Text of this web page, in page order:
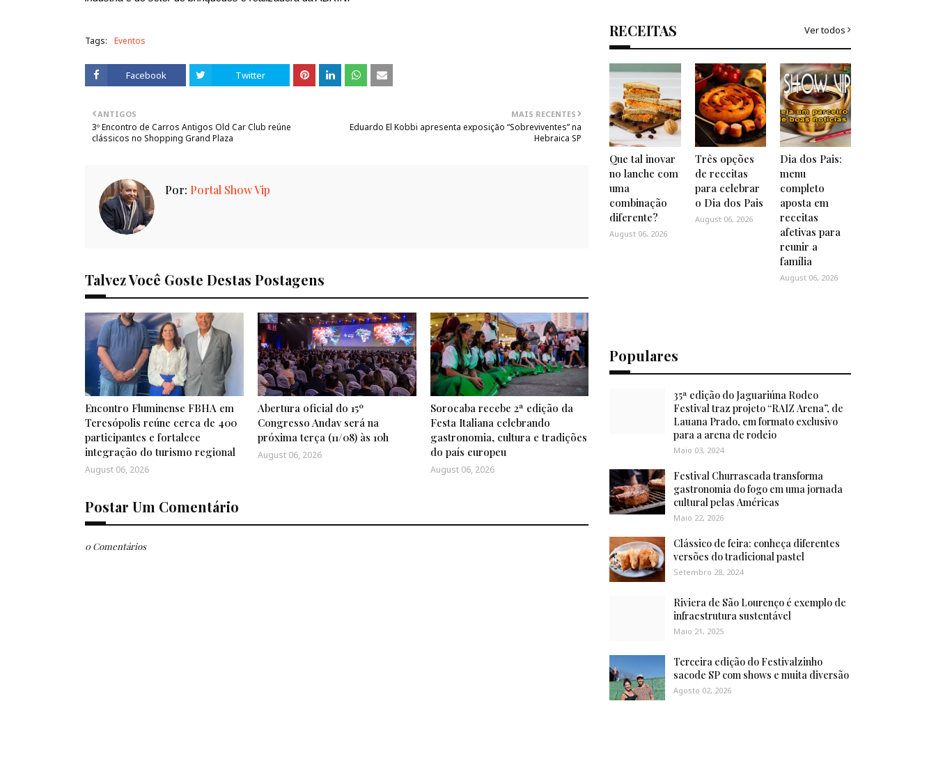
Tags: Eventos
Facebook Twitter
MAIS RECENTES
Eduardo El Kobbi apresenta exposição “Sobreviventes” na
Hebraica SP
ANTIGOS
3º Encontro de Carros Antigos Old Car Club reúne
clássicos no Shopping Grand Plaza
Por: Portal Show Vip
Talvez Você Goste Destas Postagens
Encontro Fluminense FBHA em
Teresópolis reúne cerca de 400
participantes e fortalece
integração do turismo regional
August 06, 2026
Abertura oficial do 15º
Congresso Andav será na
próxima terça (11/08) às 10h
August 06, 2026
Sorocaba recebe 2ª edição da
Festa Italiana celebrando
gastronomia, cultura e tradições
do país europeu
August 06, 2026
Postar Um Comentário
0 Comentários
RECEITAS Ver todos
Que tal inovar
no lanche com
uma
combinação
diferente?
August 06, 2026
Três opções
de receitas
para celebrar
o Dia dos Pais
August 06, 2026
Dia dos Pais:
menu
completo
aposta em
receitas
afetivas para
reunir a
família
August 06, 2026
Populares
35ª edição do Jaguariúna Rodeo
Festival traz projeto “RAIZ Arena”, de
Lauana Prado, em formato exclusivo
para a arena de rodeio
Maio 03, 2024
Festival Churrascada transforma
gastronomia do fogo em uma jornada
cultural pelas Américas
Maio 22, 2026
Clássico de feira: conheça diferentes
versões do tradicional pastel
Setembro 28, 2024
Riviera de São Lourenço é exemplo de
infraestrutura sustentável
Maio 21, 2025
Terceira edição do Festivalzinho
sacode SP com shows e muita diversão
Agosto 02, 2026